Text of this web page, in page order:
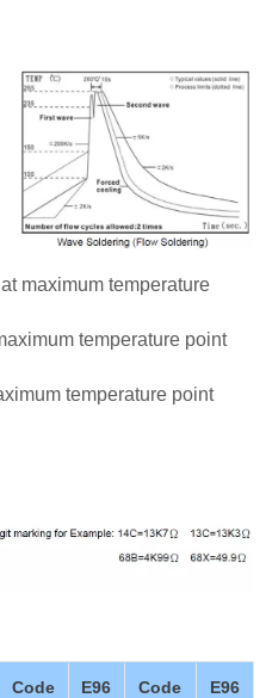
maximum temperature
temperature point
temperature point
Code E96 Code E96